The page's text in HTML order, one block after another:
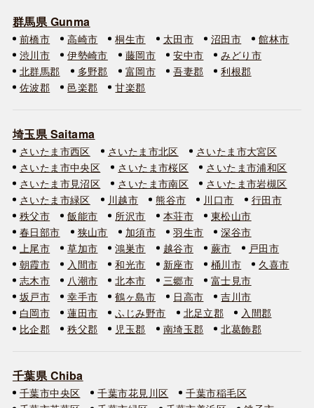
群馬県 Gunma
前橋市 高崎市 桐生市 太田市 沼田市
館林市
渋川市
伊勢崎市 藤岡市 安中市
みどり市
北群馬郡
多野郡 富岡市 吾妻郡
利根郡
佐波郡
邑楽郡 甘楽郡
埼玉県 Saitama
さいたま市西区 さいたま市北区
さいたま市大宮区
さいたま市中央区
さいたま市桜区
さいたま市浦和区
さいたま市見沼区
さいたま市南区
さいたま市岩槻区
さいたま市緑区
川越市 熊谷市 川口市
行田市
秩父市
飯能市 所沢市 本荘市
東松山市
春日部市
狭山市 加須市 羽生市
深谷市
上尾市
草加市 鴻巣市 越谷市 蕨市
戸田市
朝霞市
入間市 和光市 新座市 桶川市
久喜市
志木市
八潮市 北本市 三郷市
富士見市
坂戸市
幸手市 鶴ヶ島市 日高市
吉川市
白岡市
蓮田市 ふじみ野市 北足立郡
入間郡
比企郡
秩父郡 児玉郡 南埼玉郡 北葛飾郡
千葉県 Chiba
千葉市中央区 千葉市花見川区
千葉市稲毛区